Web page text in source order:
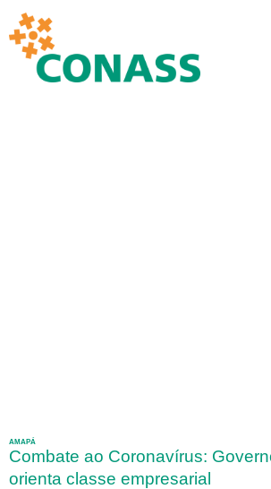
AMAPÁ
Combate ao Coronavírus:
orienta classe empresarial